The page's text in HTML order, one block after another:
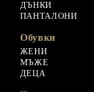
ДЪНКИ
ПАНТАЛОНИ
Обувки
ЖЕНИ
МЪЖЕ
ДЕЦА